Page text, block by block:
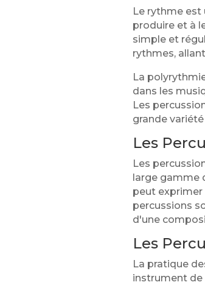
Le rythme est
produire et à
simple et
rythmes,
La
dans les
Les
grande
Les
Les
large gamme
peut exprimer
percussions
d'une
Les
La pratique
instrument de